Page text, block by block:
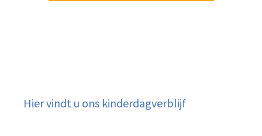
Hier vindt u ons kinderdagverblijf